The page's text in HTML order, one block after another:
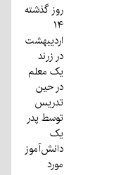
روز گذشته
۱۴
اردیبهشت
در زرند
یک معلم
در حین
تدریس
توسط پدر
یک
دانش‌آموز
مورد